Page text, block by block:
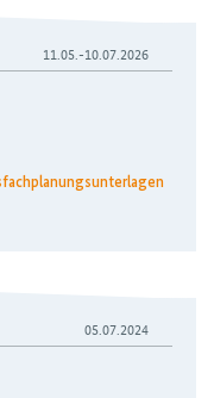
11.05.-10.07.2026
05.07.2024